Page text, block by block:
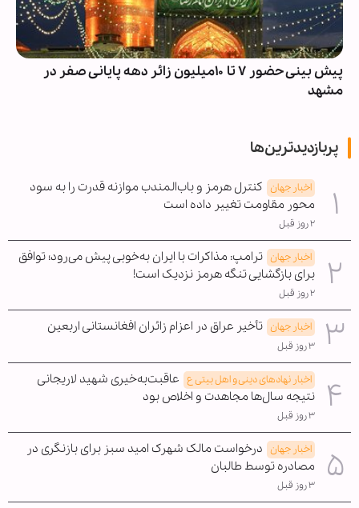
پیش بینی حضور ۷ تا ۱۰میلیون زائر دهه پایانی صفر در
مشهد
پربازدیدترین‌ها
اخبار جهان کنترل هرمز و باب‌المندب موازنه قدرت را به سود
محور مقاومت تغییر داده است
۲ روز قبل
اخبار جهان ترامپ: مذاکرات با ایران به‌خوبی پیش می‌رود؛ توافق
برای بازگشایی تنگه هرمز نزدیک است!
۲ روز قبل
اخبار جهان تأخیر عراق در اعزام زائران افغانستانی اربعین
۳ روز قبل
اخبار نهادهای دینی و اهل بیتی ع عاقبت‌به‌خیری شهید لاریجانی
نتیجه سال‌ها مجاهدت و اخلاص بود
۳ روز قبل
اخبار جهان درخواست مالک شهرک امید سبز برای بازنگری در
مصادره توسط طالبان
۳ روز قبل